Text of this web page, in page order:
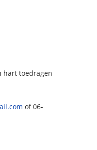
hart toedragen
of 06-